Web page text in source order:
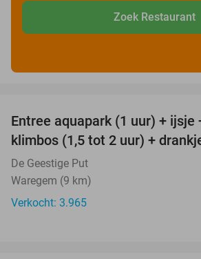
Zoek Restaurant
Entree aquapark (1 uur) + ijsje
klimbos (1,5 tot 2 uur) +
De Geestige Put
Waregem (9 km)
Verkocht: 3.965